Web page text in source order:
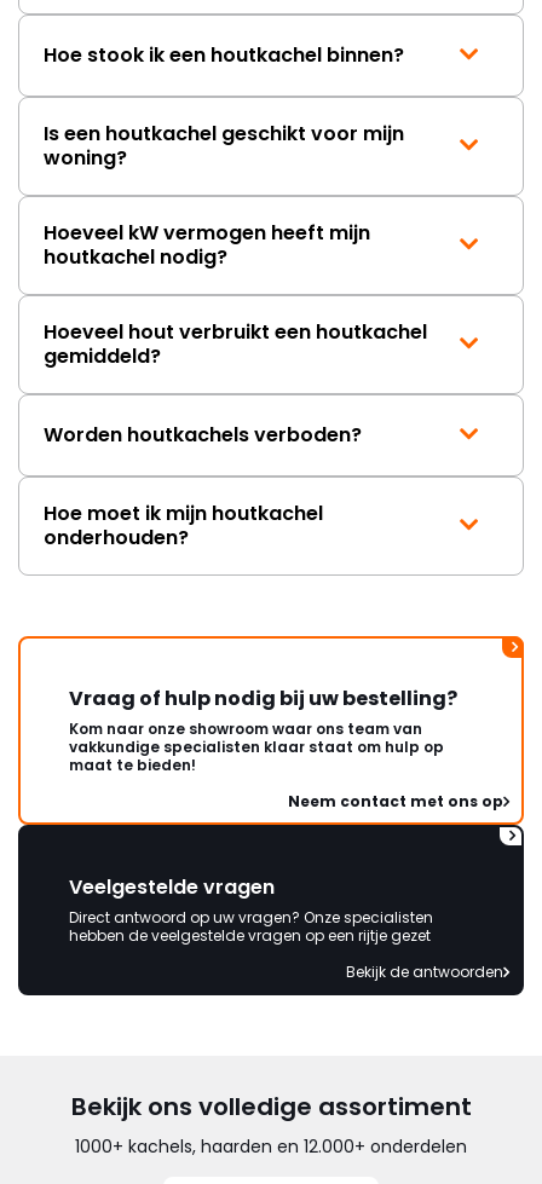
Hoe stook ik een houtkachel binnen?
Is een houtkachel geschikt voor mijn
woning?
Hoeveel kW vermogen heeft mijn
houtkachel nodig?
Hoeveel hout verbruikt een houtkachel
gemiddeld?
Worden houtkachels verboden?
Hoe moet ik mijn houtkachel
onderhouden?
Vraag of hulp nodig bij uw bestelling?
Kom naar onze showroom waar ons team van
vakkundige specialisten klaar staat om hulp op
maat te bieden!
Neem contact met ons op
Veelgestelde vragen
Direct antwoord op uw vragen? Onze specialisten
hebben de veelgestelde vragen op een rijtje gezet
Bekijk de antwoorden
Bekijk ons volledige assortiment
1000+ kachels, haarden en 12.000+ onderdelen